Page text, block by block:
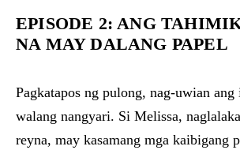
EPISODE 2: ANG
NA MAY DALANG PAPEL
Pagkatapos ng pulong, nag-uwian ang
walang nangyari. Si Melissa,
reyna, may kasamang mga kaibigang